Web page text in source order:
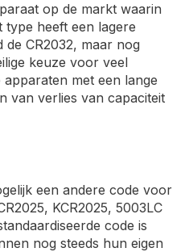
op de markt waarin
heeft een lagere
CR2032, maar nog
keuze voor veel
met een lange
van verlies van capaciteit
een andere code voor
KCR2025, 5003LC
code is
nog steeds hun eigen